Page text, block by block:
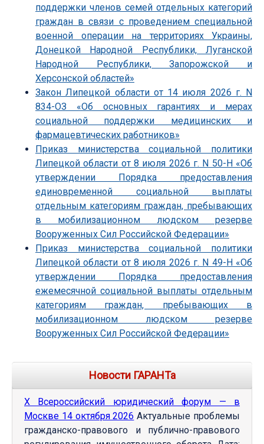
поддержки членов семей отдельных категорий
граждан в связи с проведением специальной
военной операции на территориях Украины,
Донецкой Народной Республики, Луганской
Народной Республики, Запорожской и
Херсонской областей»
Закон Липецкой области от 14 июля 2026 г. N
834-ОЗ «Об основных гарантиях и мерах
социальной поддержки медицинских и
фармацевтических работников»
Приказ министерства социальной политики
Липецкой области от 8 июля 2026 г. N 50-Н «Об
утверждении Порядка предоставления
единовременной социальной выплаты
отдельным категориям граждан, пребывающих
в мобилизационном людском резерве
Вооруженных Сил Российской Федерации»
Приказ министерства социальной политики
Липецкой области от 8 июля 2026 г. N 49-Н «Об
утверждении Порядка предоставления
ежемесячной социальной выплаты отдельным
категориям граждан, пребывающих в
мобилизационном людском резерве
Вооруженных Сил Российской Федерации»
Новости ГАРАНТа
Х Всероссийский юридический форум — в
Москве 14 октября 2026 Актуальные проблемы
гражданско-правового и публично-правового